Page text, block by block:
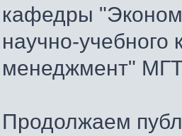
кафедры
научно-
менеджмент"
Продолжаем